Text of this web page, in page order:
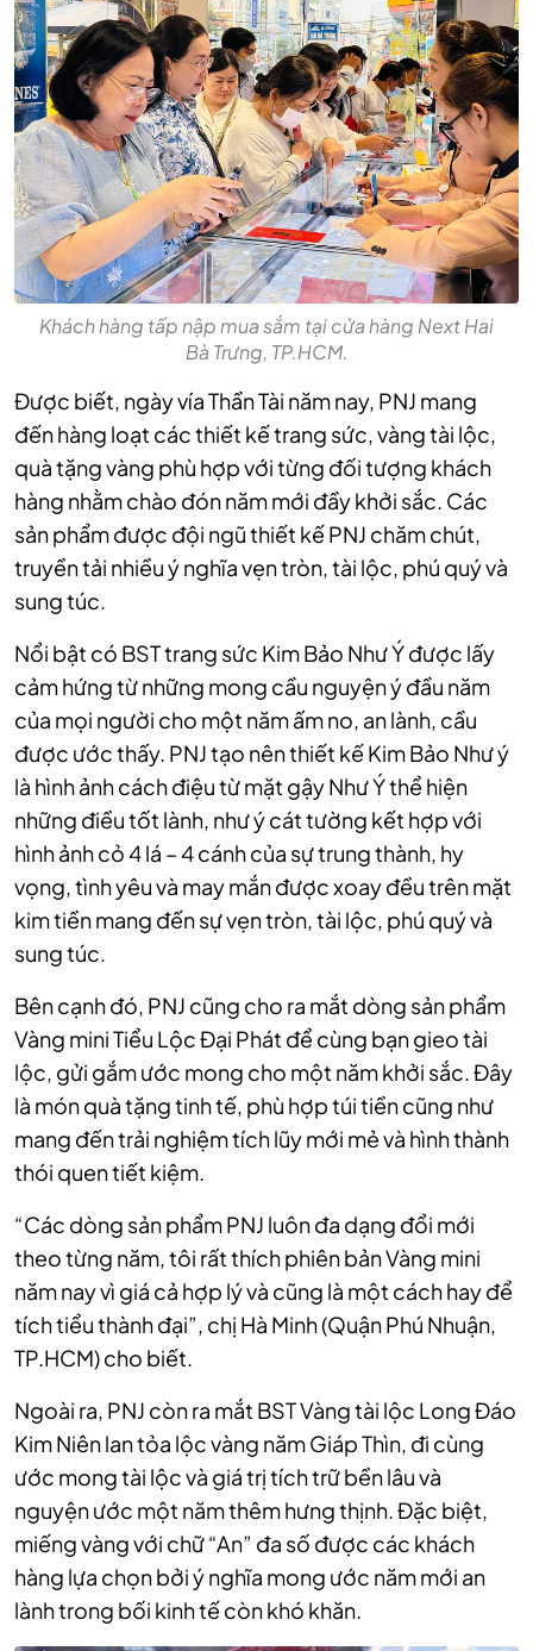
Khách hàng tấp nập mua sắm tại cửa hàng Next Hai
Bà Trưng, TP.HCM.
Được biết, ngày vía Thần Tài năm nay, PNJ mang
đến hàng loạt các thiết kế trang sức, vàng tài lộc,
quà tặng vàng phù hợp với từng đối tượng khách
hàng nhằm chào đón năm mới đầy khởi sắc. Các
sản phẩm được đội ngũ thiết kế PNJ chăm chút,
truyền tải nhiều ý nghĩa vẹn tròn, tài lộc, phú quý và
sung túc.
Nổi bật có BST trang sức Kim Bảo Như Ý được lấy
cảm hứng từ những mong cầu nguyện ý đầu năm
của mọi người cho một năm ấm no, an lành, cầu
được ước thấy. PNJ tạo nên thiết kế Kim Bảo Như ý
là hình ảnh cách điệu từ mặt gậy Như Ý thể hiện
những điều tốt lành, như ý cát tường kết hợp với
hình ảnh cỏ 4 lá – 4 cánh của sự trung thành, hy
vọng, tình yêu và may mắn được xoay đều trên mặt
kim tiền mang đến sự vẹn tròn, tài lộc, phú quý và
sung túc.
Bên cạnh đó, PNJ cũng cho ra mắt dòng sản phẩm
Vàng mini Tiểu Lộc Đại Phát để cùng bạn gieo tài
lộc, gửi gắm ước mong cho một năm khởi sắc. Đây
là món quà tặng tinh tế, phù hợp túi tiền cũng như
mang đến trải nghiệm tích lũy mới mẻ và hình thành
thói quen tiết kiệm.
“Các dòng sản phẩm PNJ luôn đa dạng đổi mới
theo từng năm, tôi rất thích phiên bản Vàng mini
năm nay vì giá cả hợp lý và cũng là một cách hay để
tích tiểu thành đại”, chị Hà Minh (Quận Phú Nhuận,
TP.HCM) cho biết.
Ngoài ra, PNJ còn ra mắt BST Vàng tài lộc Long Đáo
Kim Niên lan tỏa lộc vàng năm Giáp Thìn, đi cùng
ước mong tài lộc và giá trị tích trữ bền lâu và
nguyện ước một năm thêm hưng thịnh. Đặc biệt,
miếng vàng với chữ “An” đa số được các khách
hàng lựa chọn bởi ý nghĩa mong ước năm mới an
lành trong bối kinh tế còn khó khăn.